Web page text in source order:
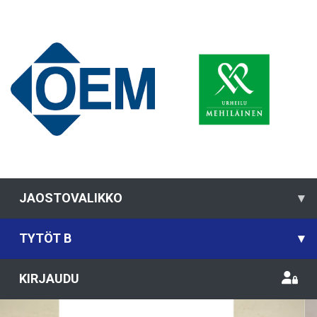
JAOSTOVALIKKO ▾
TYTÖT B ▾
KIRJAUDU